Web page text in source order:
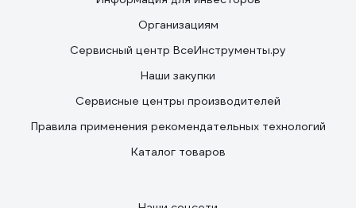
Организациям
Сервисный центр ВсеИнструменты.ру
Наши закупки
Сервисные центры производителей
Правила применения рекомендательных технологий
Каталог товаров